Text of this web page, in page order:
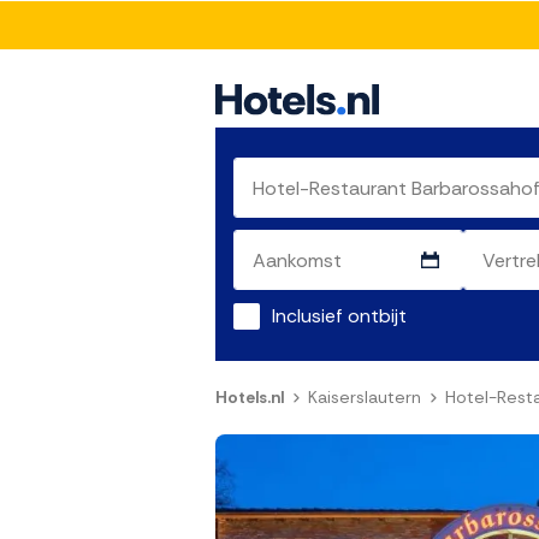
Inclusief ontbijt
Hotels.nl Kaiserslautern Hotel-